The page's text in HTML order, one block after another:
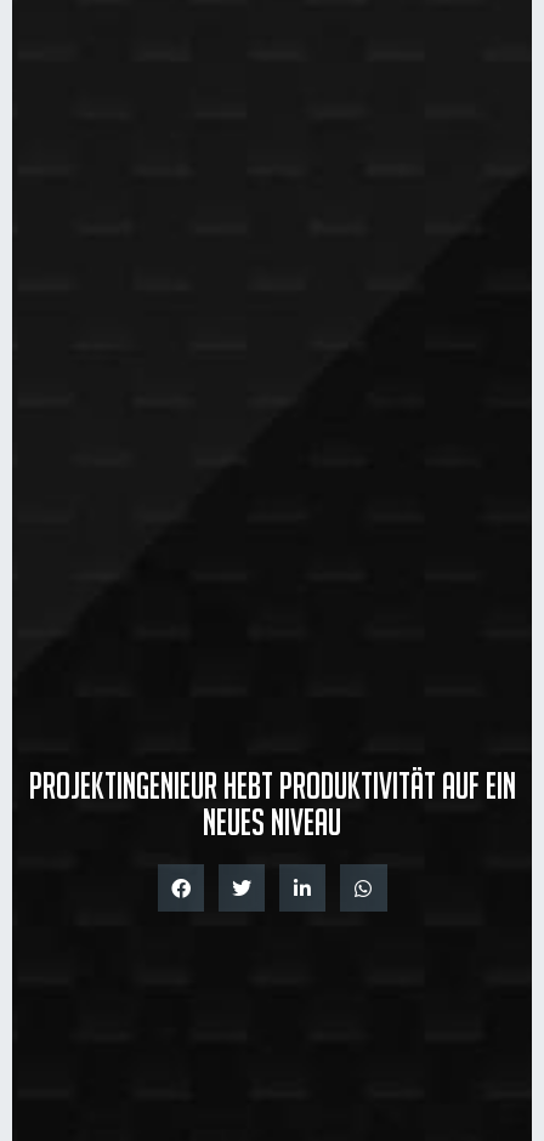
Projektingenieur hebt Produktivität auf ein
neues Niveau